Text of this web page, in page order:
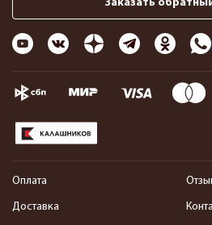
Заказать
Оплата
Доставка